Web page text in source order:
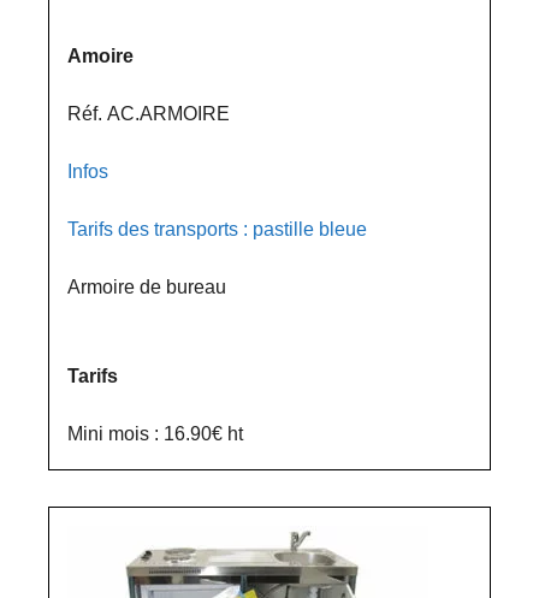
Amoire
Réf. AC.ARMOIRE
Infos
Tarifs des transports : pastille bleue
Armoire de bureau
Tarifs
Mini mois : 16.90€ ht